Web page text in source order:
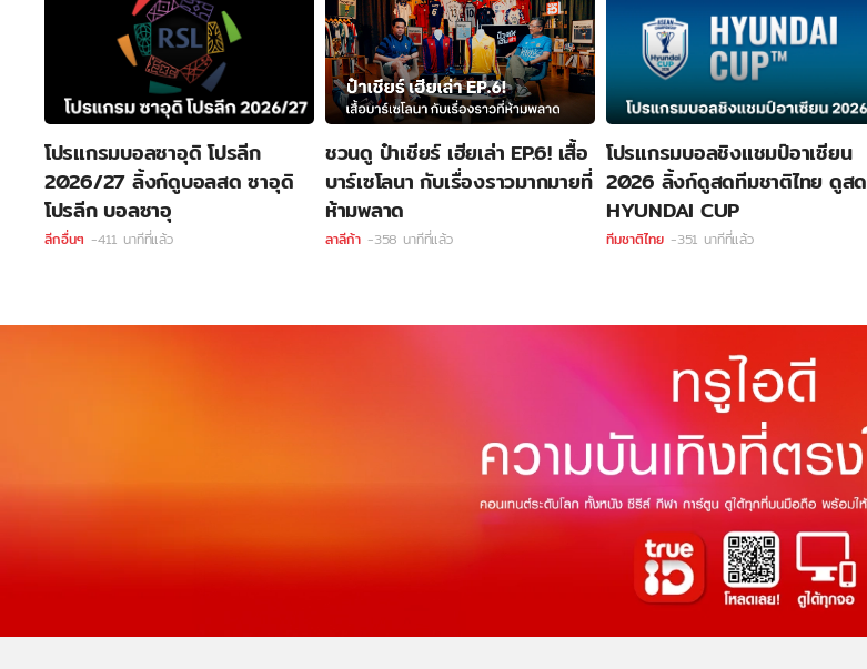
โปรแกรมบอลซาอุดิ โปรลีก
2026/27 ลิ้งก์ดูบอลสด ซาอุดิ
โปรลีก บอลซาอุ
ลีกอื่นๆ -411 นาทีที่แล้ว
ชวนดู ป๋าเชียร์ เฮียเล่า EP.6! เสื้อ
บาร์เซโลนา กับเรื่องราวมากมายที่
ห้ามพลาด
ลาลีก้า -358 นาทีที่แล้ว
โปรแกรมบอลชิงแชมป์อาเซียน
2026 ลิ้งก์ดูสดทีมชาติไทย ดูสด
HYUNDAI CUP
ทีมชาติไทย -351 นาทีที่แล้ว